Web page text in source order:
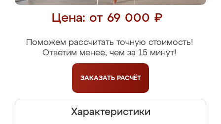
Цена: от 69 000 ₽
Поможем рассчитать точную стоимость!
Ответим менее, чем за 15 минут!
ЗАКАЗАТЬ РАСЧЁТ
Характеристики